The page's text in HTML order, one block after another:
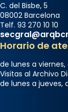
C. del Bisbe, 5
08002 Barcelona
Telf. 93 270 10 10
Horario de
de lunes a viernes,
Visitas al Archivo
de lunes a jueves,